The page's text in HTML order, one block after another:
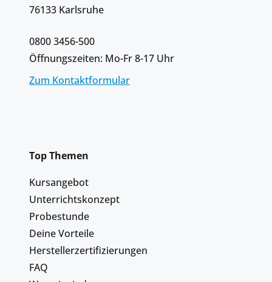
76133 Karlsruhe
0800 3456-500
Öffnungszeiten: Mo-Fr 8-17 Uhr
Zum Kontaktformular
Top Themen
Kursangebot
Unterrichtskonzept
Probestunde
Deine Vorteile
Herstellerzertifizierungen
FAQ